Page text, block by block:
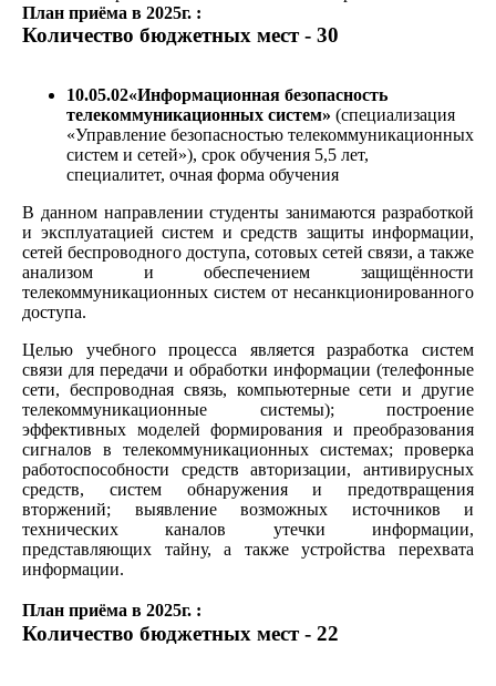
План приёма в 2025г. :
Количество бюджетных мест - 30
10.05.02«Информационная безопасность
телекоммуникационных систем» (специализация
«Управление безопасностью телекоммуникационных
систем и сетей»), срок обучения 5,5 лет,
специалитет, очная форма обучения
В данном направлении студенты занимаются разработкой
и эксплуатацией систем и средств защиты информации,
сетей беспроводного доступа, сотовых сетей связи, а также
анализом и обеспечением защищённости
телекоммуникационных систем от несанкционированного
доступа.
Целью учебного процесса является разработка систем
связи для передачи и обработки информации (телефонные
сети, беспроводная связь, компьютерные сети и другие
телекоммуникационные системы); построение
эффективных моделей формирования и преобразования
сигналов в телекоммуникационных системах; проверка
работоспособности средств авторизации, антивирусных
средств, систем обнаружения и предотвращения
вторжений; выявление возможных источников и
технических каналов утечки информации,
представляющих тайну, а также устройства перехвата
информации.
План приёма в 2025г. :
Количество бюджетных мест - 22